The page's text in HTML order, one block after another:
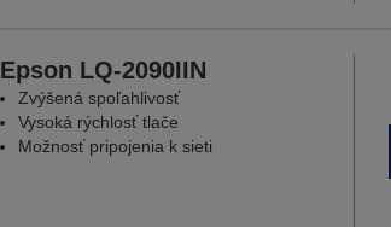
Epson LQ-2090IIN
Zvýšená spoľahlivosť
Vysoká rýchlosť tlače
Možnosť pripojenia k sieti